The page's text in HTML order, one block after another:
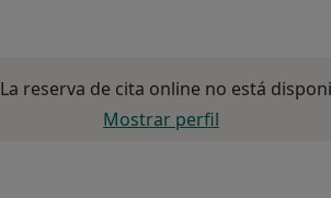
La reserva de cita online no está
Mostrar perfil